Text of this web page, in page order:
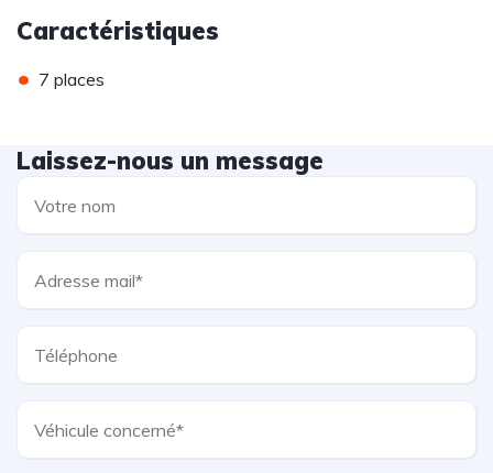
Caractéristiques
• 7 places
Laissez-nous un message